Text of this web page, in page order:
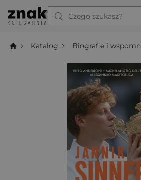
Czego szukasz?
Katalog Biografie i